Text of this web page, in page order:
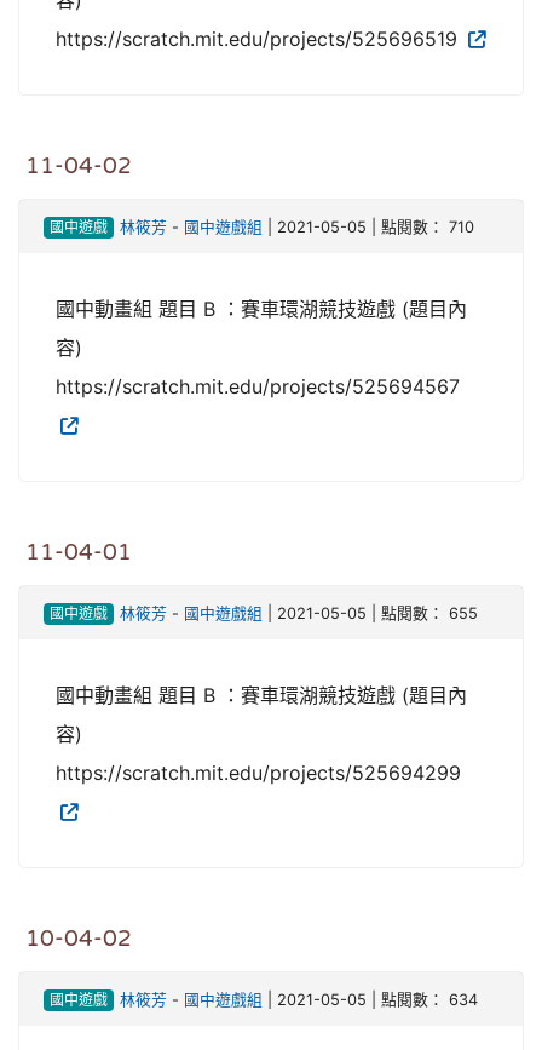
https://scratch.mit.edu/projects/525696519
11-04-02
國中遊戲 林筱芳 - 國中遊戲組 | 2021-05-05 | 點閱數： 710
國中動畫組 題目 B ：賽車環湖競技遊戲 (題目內
容)
https://scratch.mit.edu/projects/525694567
11-04-01
國中遊戲 林筱芳 - 國中遊戲組 | 2021-05-05 | 點閱數： 655
國中動畫組 題目 B ：賽車環湖競技遊戲 (題目內
容)
https://scratch.mit.edu/projects/525694299
10-04-02
國中遊戲 林筱芳 - 國中遊戲組 | 2021-05-05 | 點閱數： 634